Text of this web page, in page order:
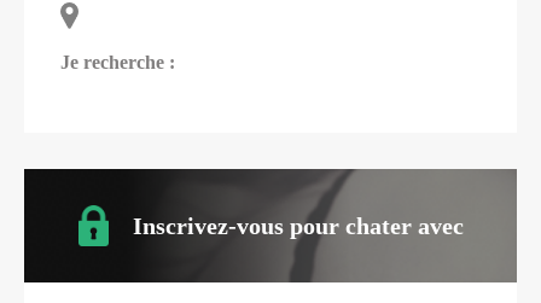
Je recherche :
Inscrivez-vous pour chater avec